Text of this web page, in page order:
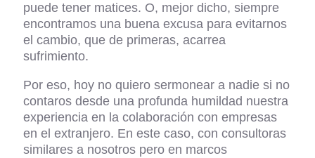
puede tener matices. O, mejor dicho, siempre
encontramos una buena excusa para evitarnos
el cambio, que de primeras, acarrea
sufrimiento.
Por eso, hoy no quiero sermonear a nadie si no
contaros desde una profunda humildad nuestra
experiencia en la colaboración con empresas
en el extranjero. En este caso, con consultoras
similares a nosotros pero en marcos